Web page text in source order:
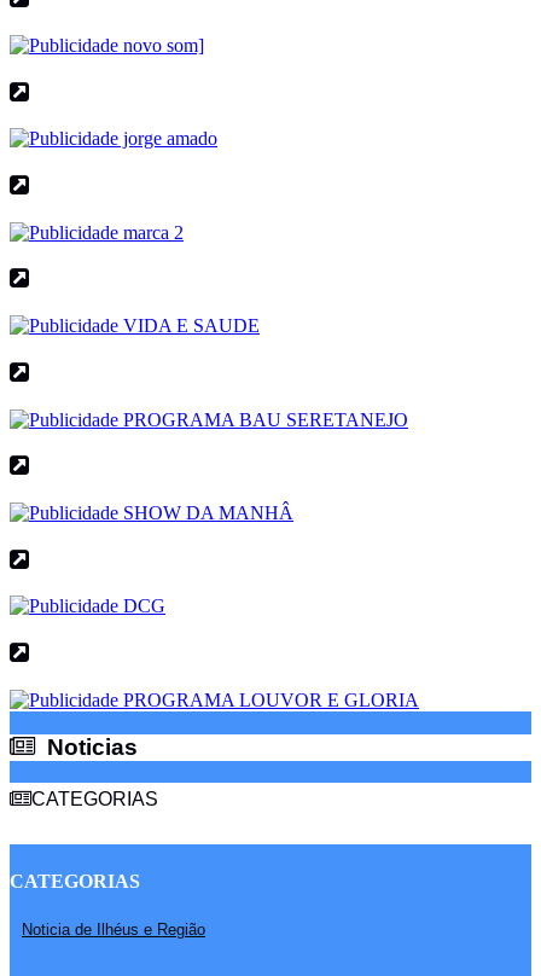
Noticias
CATEGORIAS
CATEGORIAS
Noticia de Ilhéus e Região